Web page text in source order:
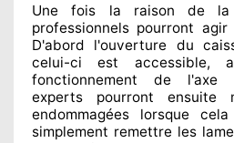
Une fois la raison de la
professionnels pourront
D'abord l'ouverture du
celui-ci est accessible,
fonctionnement de l'axe
experts pourront ensuite
endommagées lorsque
simplement remettre les